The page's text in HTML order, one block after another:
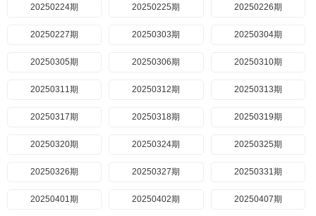
20250224期 20250225期 20250226期
20250227期 20250303期 20250304期
20250305期 20250306期 20250310期
20250311期 20250312期 20250313期
20250317期 20250318期 20250319期
20250320期 20250324期 20250325期
20250326期 20250327期 20250331期
20250401期 20250402期 20250407期